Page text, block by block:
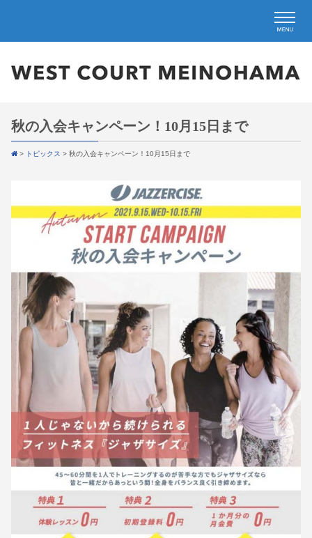
秋の入会キャンペーン！10月15日まで
> トピックス > 秋の入会キャンペーン！10月15日まで